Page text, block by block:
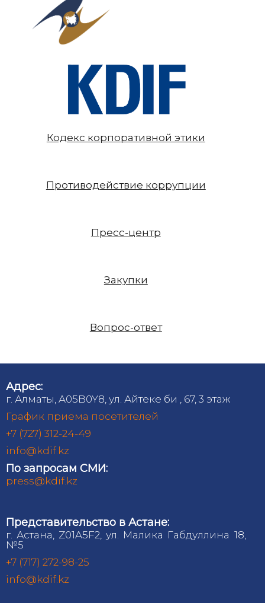
Кодекс корпоративной этики
Противодействие коррупции
Пресс-центр
Закупки
Вопрос-ответ
Адрес:
г. Алматы, A05B0Y8, ул. Айтеке би , 67, 3 этаж
График приема посетителей
+7 (727) 312-24-49
info@kdif.kz
По запросам СМИ:
press@kdif.kz
Представительство в Астане:
г. Астана, Z01A5F2, ул. Малика Габдуллина 18,
№5
+7 (717) 272-98-25
info@kdif.kz